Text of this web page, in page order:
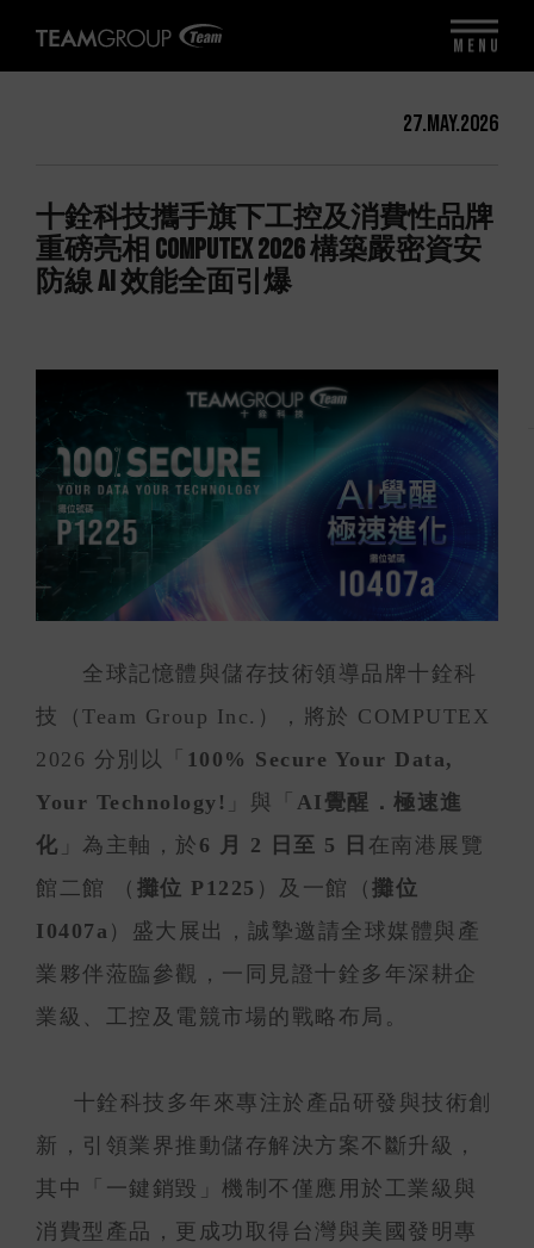
27.May.2026
十銓科技攜手旗下工控及消費性品牌
重磅亮相 COMPUTEX 2026 構築嚴密資安
防線 AI 效能全面引爆
全球記憶體與儲存技術領導品牌十銓科
技（Team Group Inc.），將於 COMPUTEX
2026 分別以「
100% Secure Your Data,
Your Technology!
」與「 AI覺醒．極速進
化 」為主軸，於 6 月 2 日至 5 日 在南港展覽
館二館 （ 攤位 P1225 ）及一館（ 攤位
I0407a ）盛大展出，誠摯邀請全球媒體與產
業夥伴蒞臨參觀，一同見證十銓多年深耕企
業級、工控及電競市場的戰略布局。
十銓科技多年來專注於產品研發與技術創
新，引領業界推動儲存解決方案不斷升級，
其中「一鍵銷毀」機制不僅應用於工業級與
消費型產品，更成功取得台灣與美國發明專
MENU